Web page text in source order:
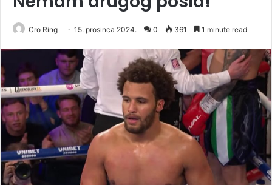
Cro Ring 15. prosinca 2024. 0 361 1 minute read